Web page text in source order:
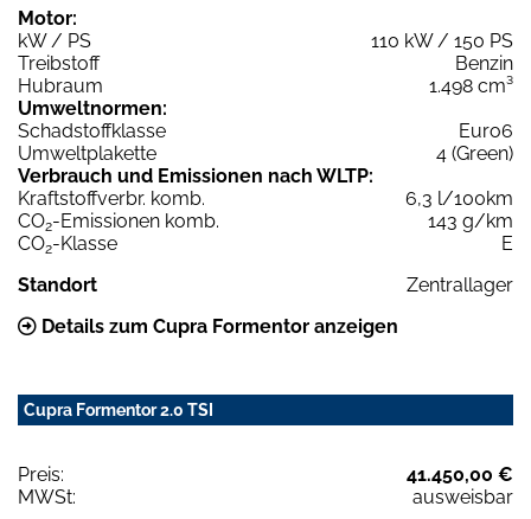
Motor:
kW / PS
110 kW / 150 PS
Treibstoff
Benzin
Hubraum
1.498 cm³
Umweltnormen:
Schadstoffklasse
Euro6
Umweltplakette
4 (Green)
Verbrauch und Emissionen nach WLTP:
Kraftstoffverbr. komb.
6,3 l/100km
CO2-Emissionen komb.
143 g/km
CO2-Klasse
E
Standort
Zentrallager
Details zum Cupra Formentor anzeigen
Cupra Formentor 2.0 TSI
Preis:
41.450,00 €
MWSt:
ausweisbar